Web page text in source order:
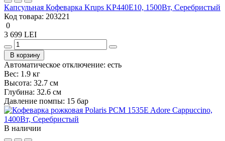
Капсульная Кофеварка Krups KP440E10, 1500Вт, Серебристый
Код товара: 203221
0
3 699 LEI
В корзину
Автоматическое отключение: есть
Вес: 1.9 кг
Высота: 32.7 см
Глубина: 32.6 см
Давление помпы: 15 бар
В наличии